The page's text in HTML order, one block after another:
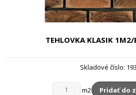
TEHLOVKA KLASIK 1M2/
Skladové číslo:
m2 Pridať do